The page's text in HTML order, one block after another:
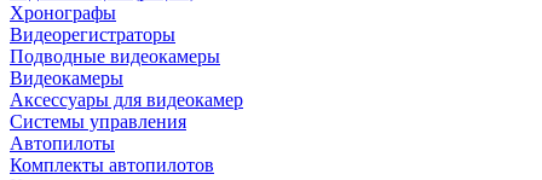
Хронографы
Видеорегистраторы
Подводные видеокамеры
Видеокамеры
Аксессуары для видеокамер
Системы управления
Автопилоты
Комплекты автопилотов